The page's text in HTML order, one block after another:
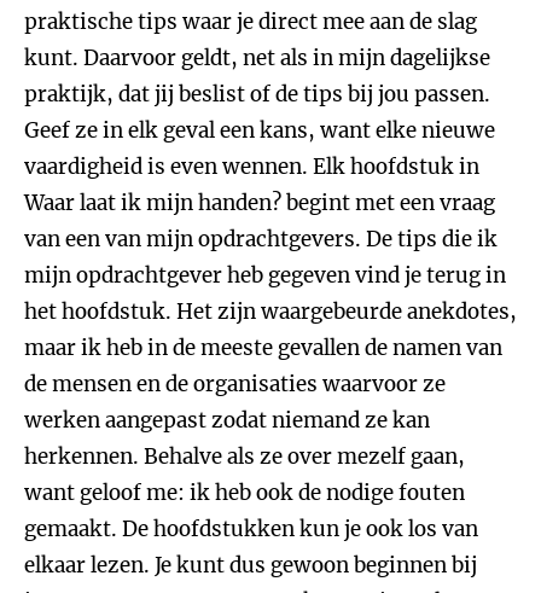
praktische tips waar je direct mee aan de slag
kunt. Daarvoor geldt, net als in mijn dagelijkse
praktijk, dat jij beslist of de tips bij jou passen.
Geef ze in elk geval een kans, want elke nieuwe
vaardigheid is even wennen. Elk hoofdstuk in
Waar laat ik mijn handen? begint met een vraag
van een van mijn opdrachtgevers. De tips die ik
mijn opdrachtgever heb gegeven vind je terug in
het hoofdstuk. Het zijn waargebeurde anekdotes,
maar ik heb in de meeste gevallen de namen van
de mensen en de organisaties waarvoor ze
werken aangepast zodat niemand ze kan
herkennen. Behalve als ze over mezelf gaan,
want geloof me: ik heb ook de nodige fouten
gemaakt. De hoofdstukken kun je ook los van
elkaar lezen. Je kunt dus gewoon beginnen bij